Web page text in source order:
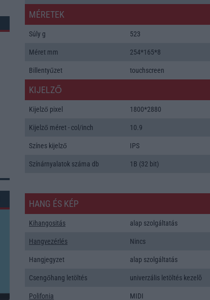
MÉRETEK
Súly g 523
Méret mm 254*165*8
Billentyűzet touchscreen
KIJELZŐ
Kijelző pixel 1800*2880
Kijelző méret - col/inch 10.9
Színes kijelző IPS
Színárnyalatok száma db 1B (32 bit)
HANG ÉS KÉP
Kihangositás alap szolgáltatás
Hangvezérlés Nincs
Hangjegyzet alap szolgáltatás
Csengőhang letöltés univerzális letöltés kezelõ
Polifonia MIDI